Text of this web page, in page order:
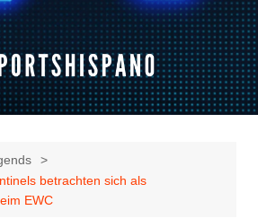
betrachten sich als
EWC